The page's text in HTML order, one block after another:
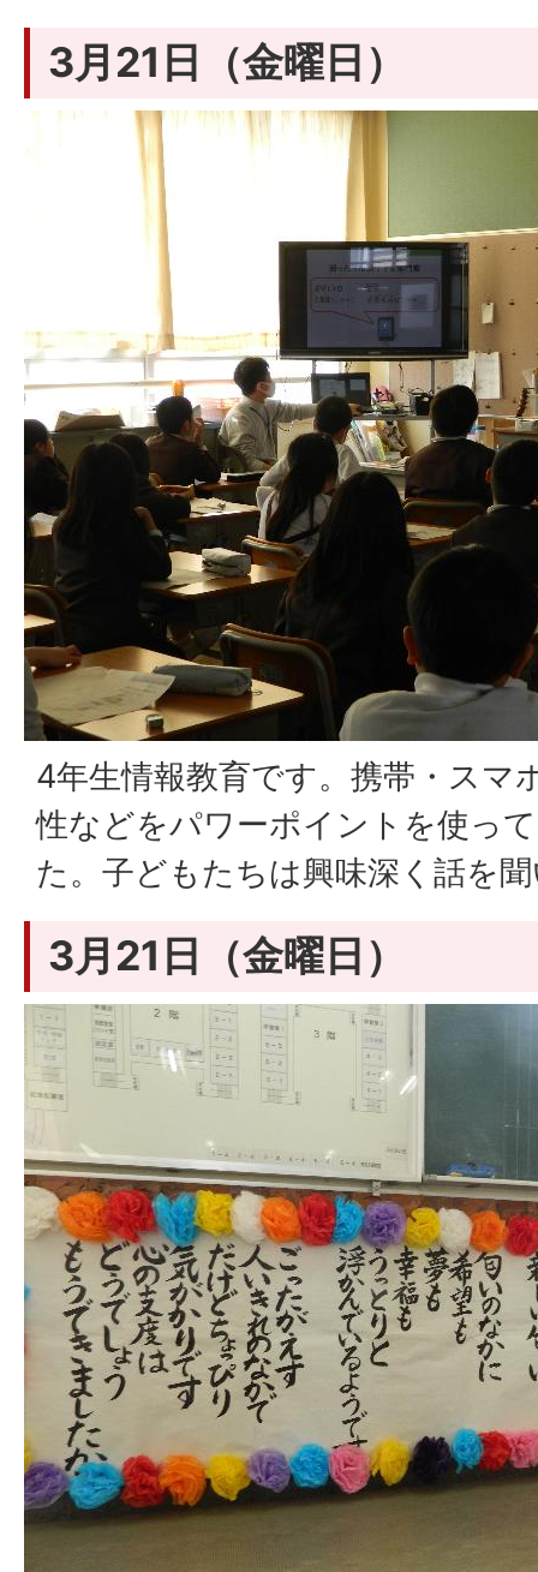
3月21日（金曜日）
4年生情報教育です。携帯・スマ
性などをパワーポイントを使っ
た。子どもたちは興味深く話を
3月21日（金曜日）